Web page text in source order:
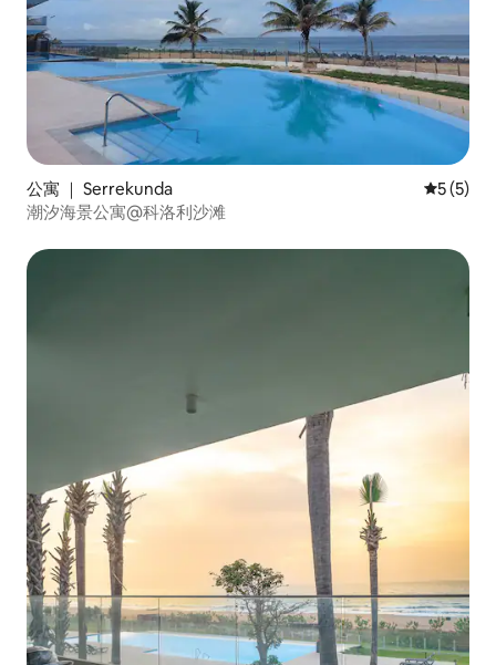
公寓 ｜ Serrekunda 平均评分
5 (5)
潮汐海景公寓@科洛利沙滩